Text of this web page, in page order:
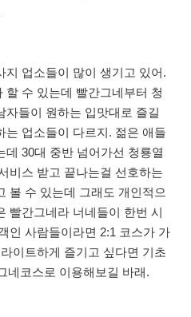
지 업소들이 많이 생기고 있어.
할 수 있는데 빨간그네부터 청
자들이 원하는 입맛대로 즐길
는 업소들이 다르지. 젊은 애들
30대 중반 넘어가선 청룡열
비스 받고 끝나는걸 선호하는
볼 수 있는데 그래도 개인적으
빨간그네라 너네들이 한번 시
인 사람들이라면 2:1 코스가 가
이트하게 즐기고 싶다면 기초
네코스로 이용해보길 바래.